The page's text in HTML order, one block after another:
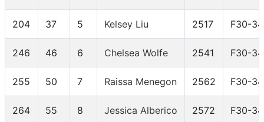
204 37 5 Kelsey Liu 2517 F30-34
246 46 6 Chelsea Wolfe 2541 F30-34
255 50 7 Raissa Menegon 2562 F30-34
264 55 8 Jessica Alberico 2572 F30-34